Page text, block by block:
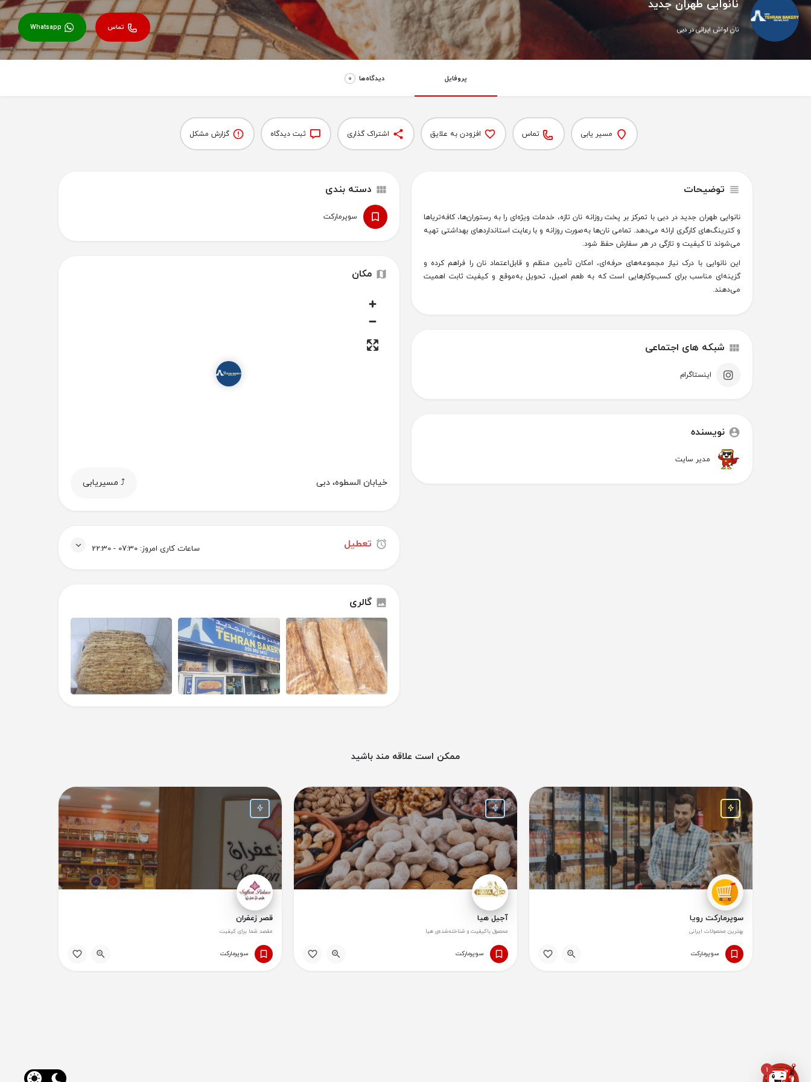
نانوایی طهران جدید
نان لواش ایرانی در دبی تماس Whatsapp
پروفایل دیدگاه‌‌ها 0
مسیر یابی تماس افزودن به علایق اشتراک گذاری ثبت دیدگاه گزارش مشکل
توضیحات
نانوایی طهران جدید در دبی با تمرکز بر پخت روزانه نان تازه، خدمات ویژه‌ای را به رستوران‌ها، کافه‌تریاها
و کترینگ‌های کارگری ارائه می‌دهد. تمامی نان‌ها به‌صورت روزانه و با رعایت استانداردهای بهداشتی تهیه
می‌شوند تا کیفیت و تازگی در هر سفارش حفظ شود.
این نانوایی با درک نیاز مجموعه‌های حرفه‌ای، امکان تأمین منظم و قابل‌اعتماد نان را فراهم کرده و
گزینه‌ای مناسب برای کسب‌وکارهایی است که به طعم اصیل، تحویل به‌موقع و کیفیت ثابت اهمیت
می‌دهند.
شبکه های اجتماعی
اینستاگرام
نویسنده
مدیر سایت
دسته بندی
سوپر‌مارکت
مکان
خیابان السطوه، دبی ⤴️ مسیریابی
تعطیل ساعات کاری امروز: 07:30 - 22:30
گالری
ممکن است علاقه مند باشید
سوپرمارکت رویا
سوپر‌مارکت
آجیل هیا
محصول باکیفیت و شناخته‌شده‌ی هیا
سوپر‌مارکت
قصر زعفران
مقصد شما برای کیفیت
سوپر‌مارکت
1